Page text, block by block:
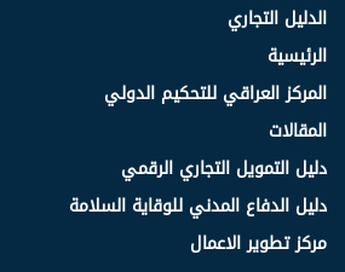
الدليل التجاري
الرئيسية
المركز العراقي للتحكيم الدولي
المقالات
دليل التمويل التجاري الرقمي
دليل الدفاع المدني للوقاية السلامة
مركز تطوير الاعمال